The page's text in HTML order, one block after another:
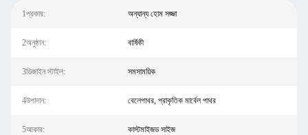
1প্রকার: অন্যান্য হোম সজ্জা
2অনুষ্ঠান: বার্ষিকী
3ডিজাইন স্টাইল: সমসাময়িক
4উপাদান: বেলেপাথর, প্রাকৃতিক মার্বেল পাথর
5আকার: কাস্টমাইজড সাইজ